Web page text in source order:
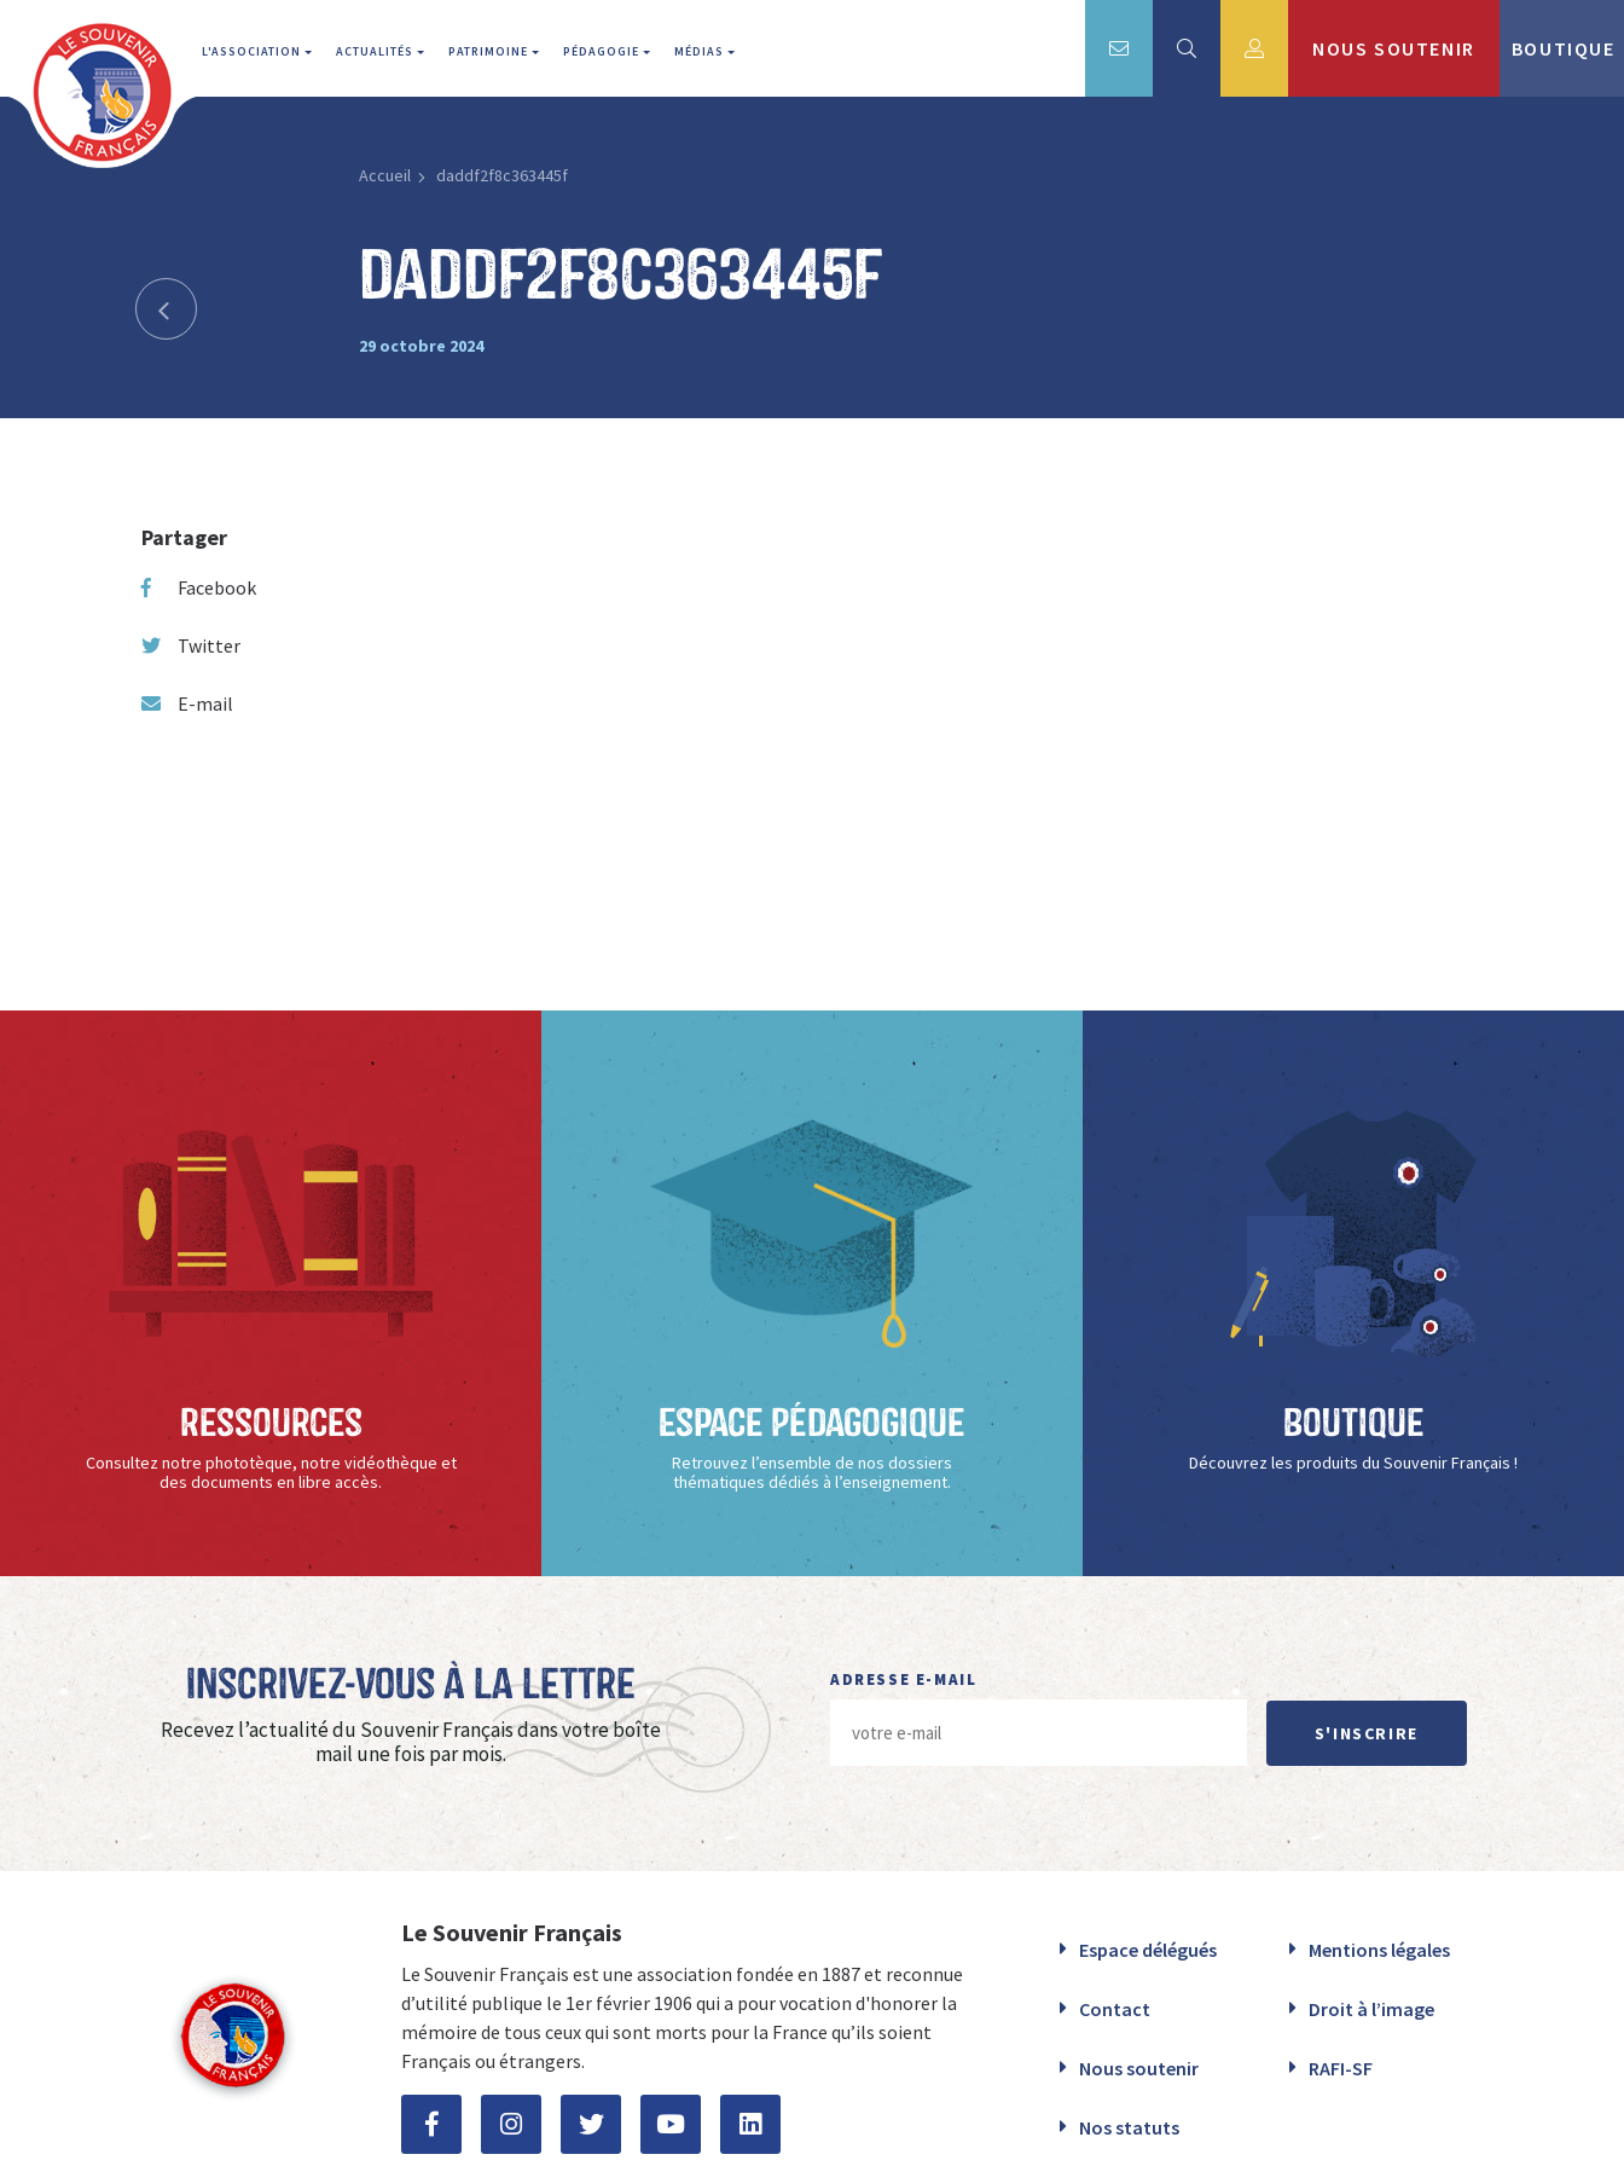
L'ASSOCIATION ACTUALITÉS PATRIMOINE PÉDAGOGIE MÉDIAS NOUS SOUTENIR BOUTIQUE
Accueil daddf2f8c363445f
daddf2f8c363445f
29 octobre 2024
Partager
Facebook
Twitter
E-mail
Ressources
Consultez notre phototèque, notre vidéothèque et
des documents en libre accès.
Espace Pédagogique
Retrouvez l’ensemble de nos dossiers
thématiques dédiés à l’enseignement.
Boutique
Découvrez les produits du Souvenir Français !
Inscrivez-vous à La Lettre
Recevez l’actualité du Souvenir Français dans votre boîte
mail une fois par mois.
ADRESSE E-MAIL
S'INSCRIRE
Le Souvenir Français
Le Souvenir Français est une association fondée en 1887 et reconnue
d’utilité publique le 1er février 1906 qui a pour vocation d'honorer la
mémoire de tous ceux qui sont morts pour la France qu’ils soient
Français ou étrangers.
Espace délégués Mentions légales
Contact Droit à l’image
Nous soutenir RAFI-SF
Nos statuts